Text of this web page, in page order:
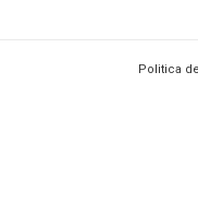
Politica